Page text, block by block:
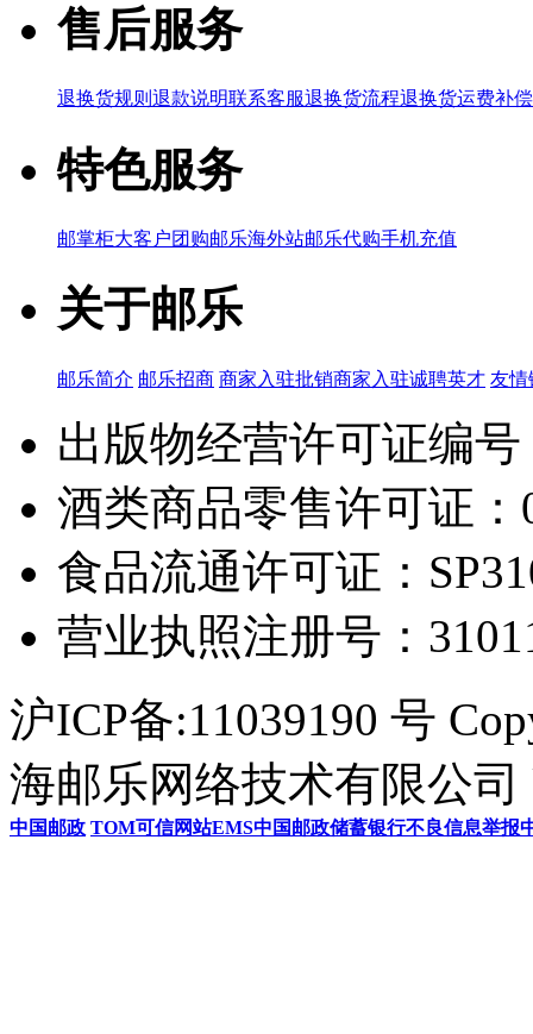
售后服务
退换货规则 退款说明联系客服退换货流程退换货运费补
特色服务
邮掌柜大客户团购邮乐海外站邮乐代购手机充值
关于邮乐
邮乐简介 邮乐招商 商家入驻批销商家入驻诚聘英才 友情
出版物经营许可证编
酒类商品零售许可证：
食品流通许可证：
营业执照注册号：
沪ICP备:11039190 号
海邮乐网络技术有限公司
中国邮政 TOM可信网站EMS中国邮政储蓄银行不良信息举报